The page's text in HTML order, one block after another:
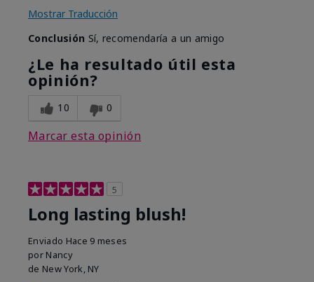
Mostrar Traducción
Conclusión Sí, recomendaría a un amigo
¿Le ha resultado útil esta
opinión?
10 0
Marcar esta opinión
5
Long lasting blush!
Enviado Hace 9 meses
por Nancy
de New York, NY